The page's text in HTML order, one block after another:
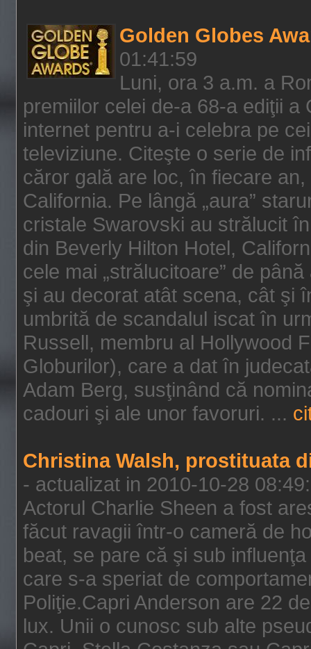
Golden Globes
01:41:59
Luni, ora 3 a.m. a
premiilor celei de-a 68-a ediţii
internet pentru a-i celebra pe
televiziune. Citeşte o serie de
căror gală are loc, în fiecare
California. Pe lângă „aura”
cristale Swarovski au strălucit
din Beverly Hilton Hotel,
cele mai „strălucitoare” de
şi au decorat atât scena, cât şi
umbrită de scandalul iscat în
Russell, membru al Hollywood
Globurilor), care a dat în
Adam Berg, susţinând că
cadouri şi ale unor favoruri. ...
Christina Walsh, prostituata
- actualizat in 2010-10-28
Actorul Charlie Sheen a fost
făcut ravagii într-o cameră de
beat, se pare că şi sub
care s-a speriat de
Poliţie.Capri Anderson are 22
lux. Unii o cunosc sub alte